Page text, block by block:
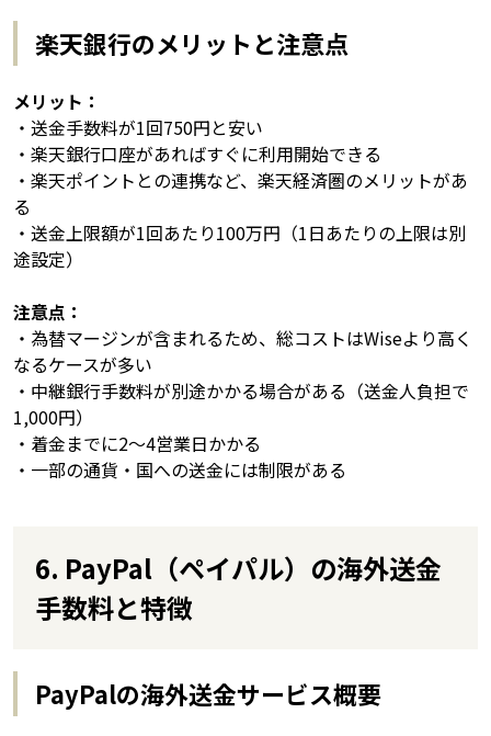
楽天銀行のメリットと注意点
メリット：
・送金手数料が1回750円と安い
・楽天銀行口座があればすぐに利用開始できる
・楽天ポイントとの連携など、楽天経済圏のメリットがあ
る
・送金上限額が1回あたり100万円（1日あたりの上限は別
途設定）
注意点：
・為替マージンが含まれるため、総コストはWiseより高く
なるケースが多い
・中継銀行手数料が別途かかる場合がある（送金人負担で
1,000円）
・着金までに2〜4営業日かかる
・一部の通貨・国への送金には制限がある
6. PayPal（ペイパル）の海外送金
手数料と特徴
PayPalの海外送金サービス概要